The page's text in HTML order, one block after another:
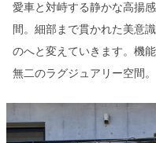
愛車と対峙する静かな高揚
間。細部まで貫かれた美意
のへと変えていきます。機
無二のラグジュアリー空間。